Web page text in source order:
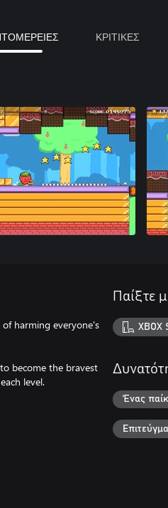
ΚΡΙΤΙΚΕΣ
harming everyone's
become the bravest
level.
Παίξτε
XBOX
Ένας